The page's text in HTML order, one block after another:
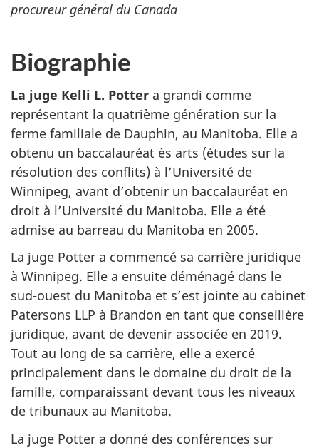
procureur général du Canada
Biographie
La juge Kelli L. Potter a grandi comme
représentant la quatrième génération sur la
ferme familiale de Dauphin, au Manitoba. Elle a
obtenu un baccalauréat ès arts (études sur la
résolution des conflits) à l’Université de
Winnipeg, avant d’obtenir un baccalauréat en
droit à l’Université du Manitoba. Elle a été
admise au barreau du Manitoba en 2005.
La juge Potter a commencé sa carrière juridique
à Winnipeg. Elle a ensuite déménagé dans le
sud-ouest du Manitoba et s’est jointe au cabinet
Patersons LLP à Brandon en tant que conseillère
juridique, avant de devenir associée en 2019.
Tout au long de sa carrière, elle a exercé
principalement dans le domaine du droit de la
famille, comparaissant devant tous les niveaux
de tribunaux au Manitoba.
La juge Potter a donné des conférences sur